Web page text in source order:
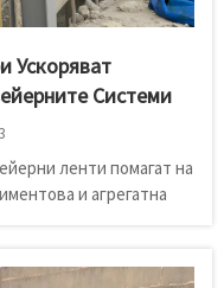
Ускоряват
Системи
ленти помагат на
и агрегатна
на Kilomega.